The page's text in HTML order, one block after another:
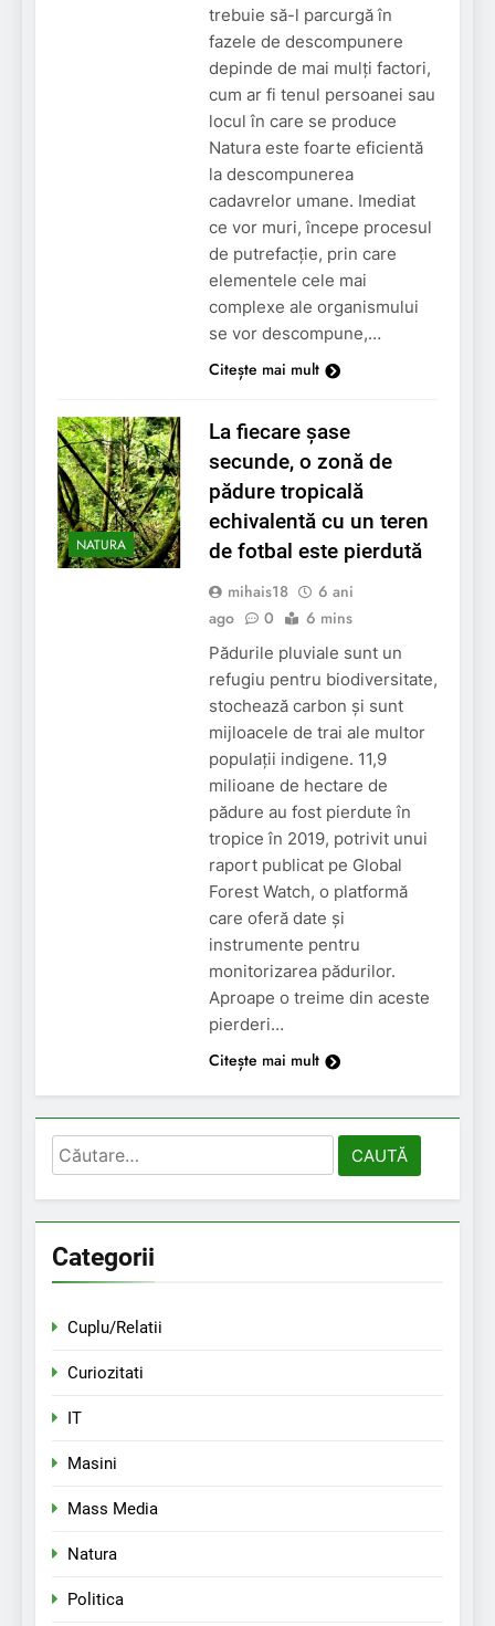
trebuie să-l parcurgă în
fazele de descompunere
depinde de mai mulți factori,
cum ar fi tenul persoanei sau
locul în care se produce
Natura este foarte eficientă
la descompunerea
cadavrelor umane. Imediat
ce vor muri, începe procesul
de putrefacție, prin care
elementele cele mai
complexe ale organismului
se vor descompune,…
Citește mai mult
NATURA
La fiecare șase
secunde, o zonă de
pădure tropicală
echivalentă cu un teren
de fotbal este pierdută
mihais18
6 ani
ago
0 6 mins
Pădurile pluviale sunt un
refugiu pentru biodiversitate,
stochează carbon și sunt
mijloacele de trai ale multor
populații indigene. 11,9
milioane de hectare de
pădure au fost pierdute în
tropice în 2019, potrivit unui
raport publicat pe Global
Forest Watch, o platformă
care oferă date și
instrumente pentru
monitorizarea pădurilor.
Aproape o treime din aceste
pierderi…
Citește mai mult
Caută
după:
Categorii
Cuplu/Relatii
Curiozitati
IT
Masini
Mass Media
Natura
Politica